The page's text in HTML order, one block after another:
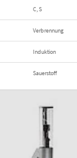
C, S
Verbrennung
Induktion
Sauerstoff